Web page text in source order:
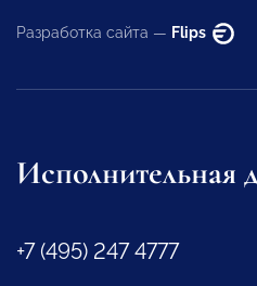
Разработка сайта — Flips
Исполнительная
+7 (495) 247 4777